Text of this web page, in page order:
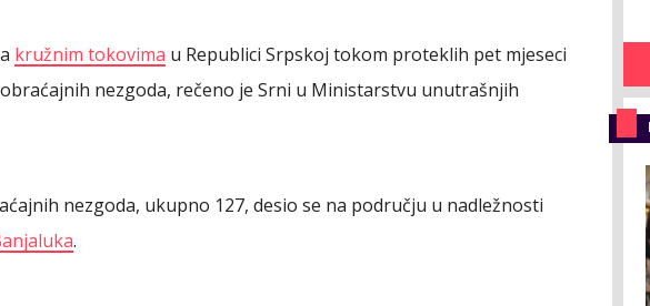
kružnim tokovima u Republici Srpskoj tokom proteklih pet mjeseci
nezgoda, rečeno je Srni u Ministarstvu unutrašnjih
nezgoda, ukupno 127, desio se na području u nadležnosti
.